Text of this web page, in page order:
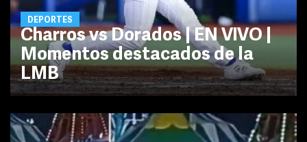
DEPORTES
Charros vs Dorados | EN VIVO |
Momentos destacados de la
LMB